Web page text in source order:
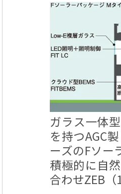
ガラス一体
を持つAGC
ーズのFソー
積極的に自
合わせZEB